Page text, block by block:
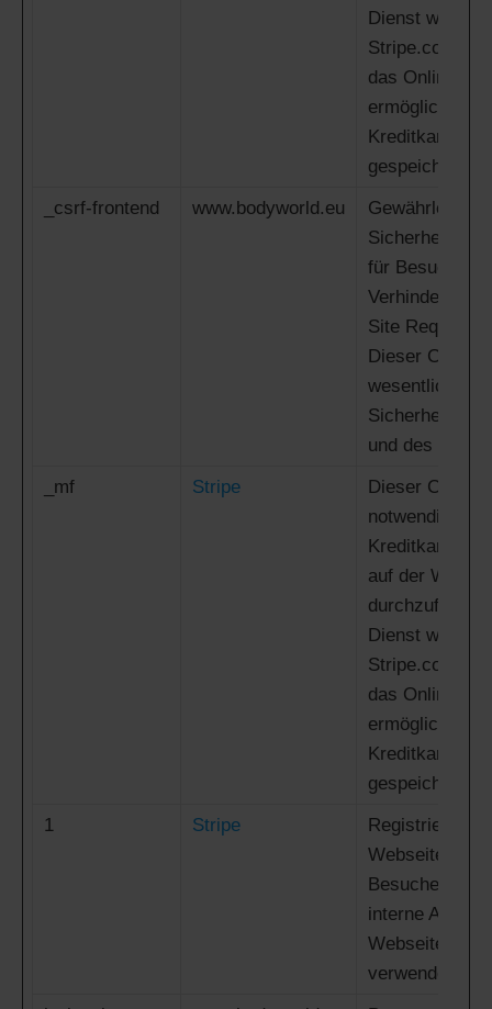
Dienst wird
Stripe.com
das Online-
ermöglicht,
gespeichert
_csrf-frontend
www.bodyworld.eu
Gewährleistet
Sicherheit
für Besucher
Verhinderung
Site Request
Dieser Cookie
wesentlich für
Sicherheit der
und des
_mf
Stripe
Dieser Cookie
notwendig, um
auf der
Dienst wird
Stripe.com
das Online-
ermöglicht,
gespeichert
1
Stripe
Registriert
Webseite-
Besucher.
interne
Webseite-
verwendet.